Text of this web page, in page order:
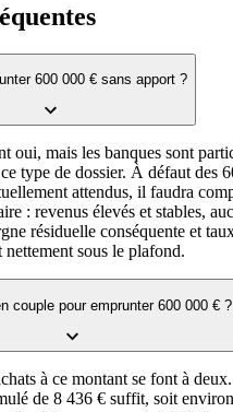
600 000 € sans apport ?
oui, mais les banques sont
type de dossier. À défaut des
attendus, il faudra
: revenus élevés et stables,
résiduelle conséquente et
nettement sous le plafond.
couple pour emprunter 600 000 € ?
à ce montant se font à
de 8 436 € suffit, soit